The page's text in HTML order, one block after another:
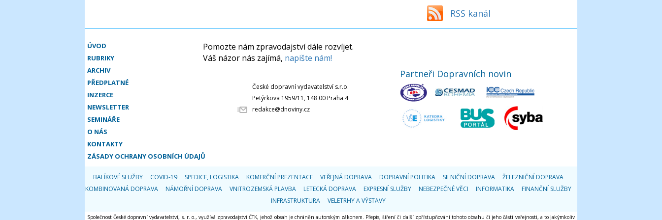
RSS kanál
ÚVOD
RUBRIKY
ARCHIV
PŘEDPLATNÉ
INZERCE
NEWSLETTER
SEMINÁŘE
O NÁS
KONTAKTY
ZÁSADY OCHRANY OSOBNÍCH ÚDAJŮ
Pomozte nám zpravodajství dále rozvíjet.
Váš názor nás zajímá, napište nám!
České dopravní vydavatelství s.r.o.
Petýrkova 1959/11, 148 00 Praha 4
redakce@dnoviny.cz
Partneři Dopravních novin
BALÍKOVÉ SLUŽBY COVID-19 SPEDICE, LOGISTIKA KOMERČNÍ PREZENTACE VEŘEJNÁ DOPRAVA DOPRAVNÍ POLITIKA SILNIČNÍ DOPRAVA
ŽELEZNIČNÍ DOPRAVA
KOMBINOVANÁ DOPRAVA
NÁMOŘNÍ DOPRAVA VNITROZEMSKÁ PLAVBA LETECKÁ DOPRAVA EXPRESNÍ SLUŽBY NEBEZPEČNÉ VĚCI INFORMATIKA
FINANČNÍ SLUŽBY
INFRASTRUKTURA
VELETRHY A VÝSTAVY
Společnost České dopravní vydavatelství, s. r. o., využívá zpravodajství ČTK, jehož obsah je chráněn autorským zákonem. Přepis, šíření či další zpřístupňování tohoto obsahu či jeho části veřejnosti, a to jakýmkoliv